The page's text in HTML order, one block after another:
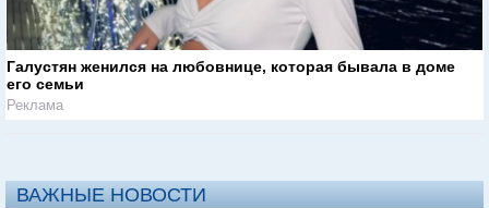
Галустян женился на любовнице, которая бывала в доме
его семьи
Реклама
ВАЖНЫЕ НОВОСТИ